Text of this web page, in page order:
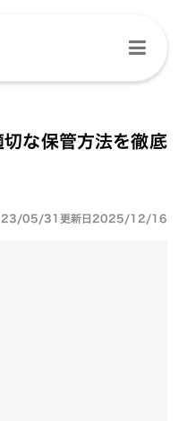
な保管方法を徹底
05/31更新日2025/12/16